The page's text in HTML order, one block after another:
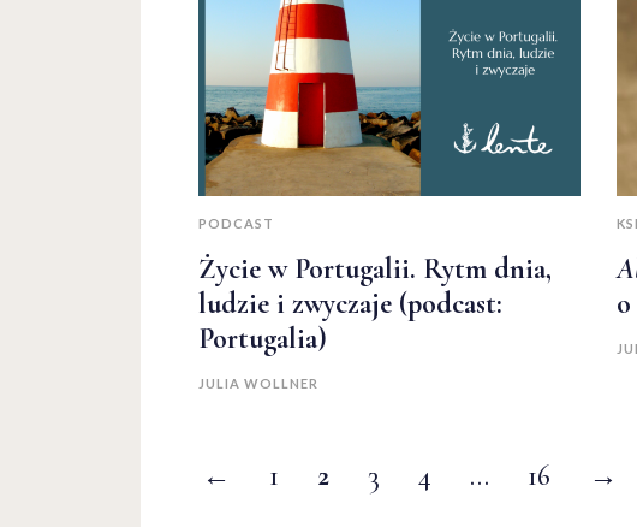
PODCAST
Życie w Portugalii. Rytm dnia,
ludzie i zwyczaje (podcast:
Portugalia)
JULIA WOLLNER
← 1 2 3 4 … 16 →